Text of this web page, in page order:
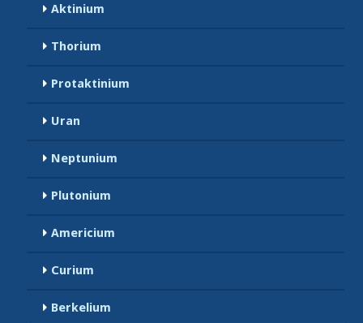
Aktinium
Thorium
Protaktinium
Uran
Neptunium
Plutonium
Americium
Curium
Berkelium